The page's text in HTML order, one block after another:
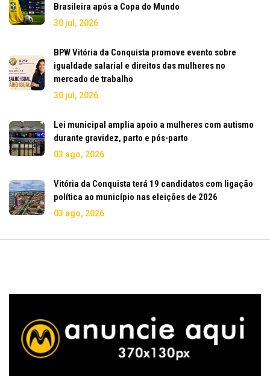
Brasileira após a Copa do Mundo
30 jul, 2026
BPW Vitória da Conquista promove evento sobre
igualdade salarial e direitos das mulheres no
mercado de trabalho
30 jul, 2026
Lei municipal amplia apoio a mulheres com autismo
durante gravidez, parto e pós-parto
03 ago, 2026
Vitória da Conquista terá 19 candidatos com ligação
política ao município nas eleições de 2026
03 ago, 2026